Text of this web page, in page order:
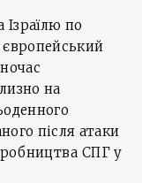
по
європейський
на
після атаки
СПГ у